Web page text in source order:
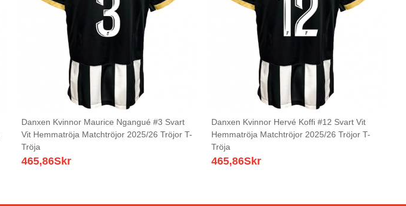
Danxen Kvinnor Maurice Ngangué #3 Svart
Vit Hemmatröja Matchtröjor 2025/26 Tröjor T-
Tröja
465,86Skr
Danxen Kvinnor Hervé Koffi #12 Svart Vit
Hemmatröja Matchtröjor 2025/26 Tröjor T-
Tröja
465,86Skr